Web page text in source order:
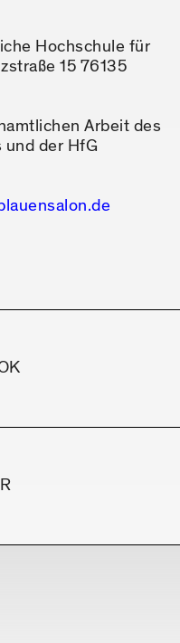
Hochschule für
15 76135
Arbeit des
der HfG